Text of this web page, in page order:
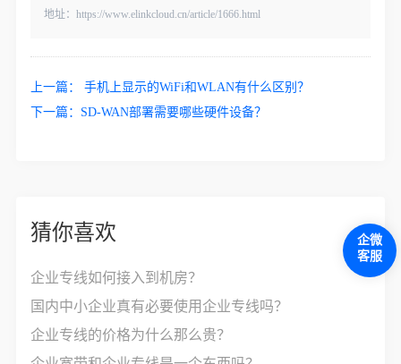
地址：https://www.elinkcloud.cn/article/1666.html
上一篇：
手机上显示的WiFi和WLAN有什么区别？
下一篇： SD-WAN部署需要哪些硬件设备？
猜你喜欢
企业专线如何接入到机房？
国内中小企业真有必要使用企业专线吗？
企业专线的价格为什么那么贵？
企微
客服